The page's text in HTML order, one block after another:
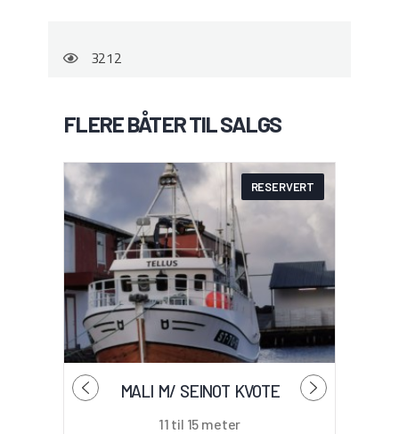
3212
FLERE BÅTER TIL SALGS
RESERVERT
MALI M/ SEINOT KVOTE
11 til 15 meter